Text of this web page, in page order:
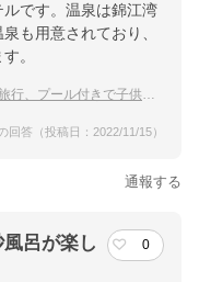
です。温泉は錦江湾
も用意されており、
。
ル付きで子供が喜ぶ温泉宿は？
回答（投稿日：2022/11/15）
通報する
呂が楽し
0